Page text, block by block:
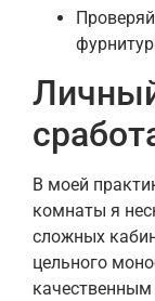
В моей
комнаты я
сложных
цельного